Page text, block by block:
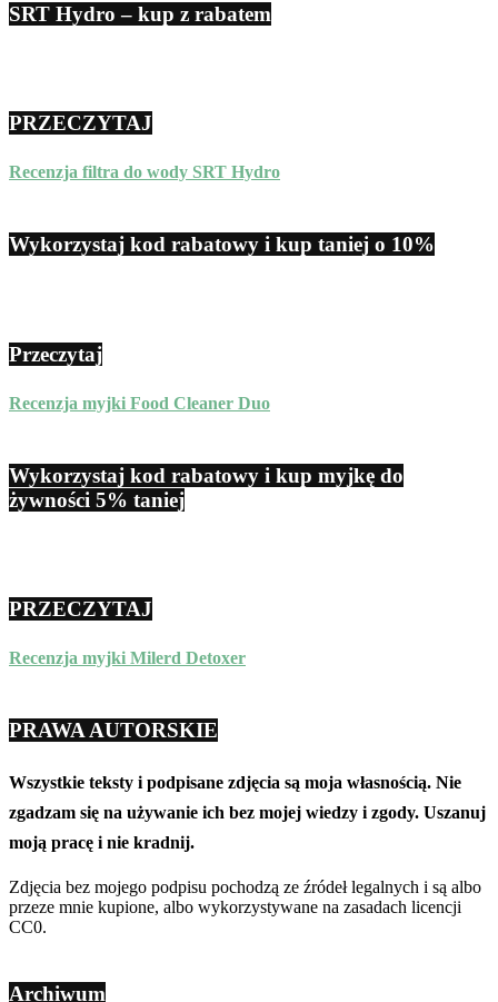
SRT Hydro – kup z rabatem
PRZECZYTAJ
Recenzja filtra do wody SRT Hydro
Wykorzystaj kod rabatowy i kup taniej o 10%
Przeczytaj
Recenzja myjki Food Cleaner Duo
Wykorzystaj kod rabatowy i kup myjkę do
żywności 5% taniej
PRZECZYTAJ
Recenzja myjki Milerd Detoxer
PRAWA AUTORSKIE
Wszystkie teksty i podpisane zdjęcia są moja własnością. Nie
zgadzam się na używanie ich bez mojej wiedzy i zgody. Uszanuj
moją pracę i nie kradnij.
Zdjęcia bez mojego podpisu pochodzą ze źródeł legalnych i są albo
przeze mnie kupione, albo wykorzystywane na zasadach licencji
CC0.
Archiwum